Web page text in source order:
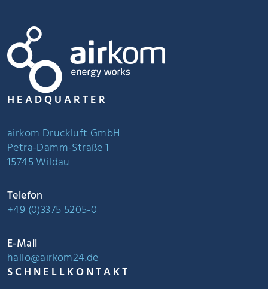
HEADQUARTER
airkom Druckluft GmbH
Petra-Damm-Straße 1
15745 Wildau
Telefon
+49 (0)3375 5205-0
E-Mail
hallo@airkom24.de
SCHNELLKONTAKT